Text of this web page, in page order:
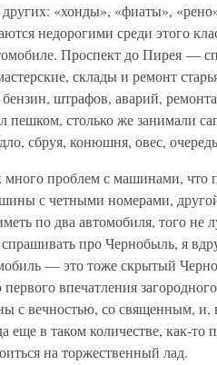
других: «хонды», «фиаты»,
недорогими среди этого
Проспект до Пирея —
склады и ремонт
штрафов, аварий,
пешком, столько же занимали
сбруя, конюшня, овес,
проблем с машинами, что
с четными номерами,
по два автомобиля, того
про Чернобыль, я
— это тоже скрытый
первого впечатления
с вечностью, со священным,
еще в таком количестве, как-то
на торжественный лад.